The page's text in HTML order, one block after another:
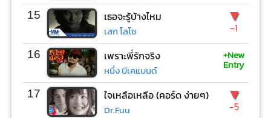
15 เธอจะรู้บ้างไหม
เสก โลโซ
▼
-1
16 เพราะพี่รักจริง
หนึ่ง บีเคแบนด์
+New
Entry
17 ใจเหลือเหลือ (คอร์ด ง่ายๆ)
Dr.Fuu
▼
-5